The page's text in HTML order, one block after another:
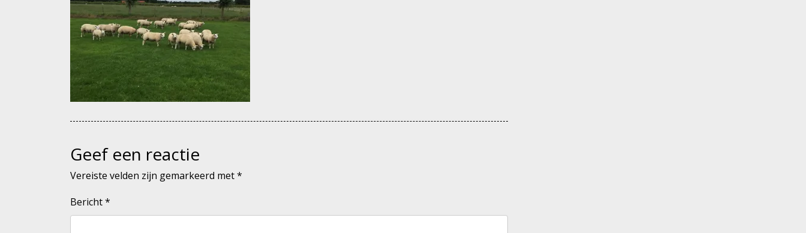
Geef een reactie
Vereiste velden zijn gemarkeerd met*
Bericht*